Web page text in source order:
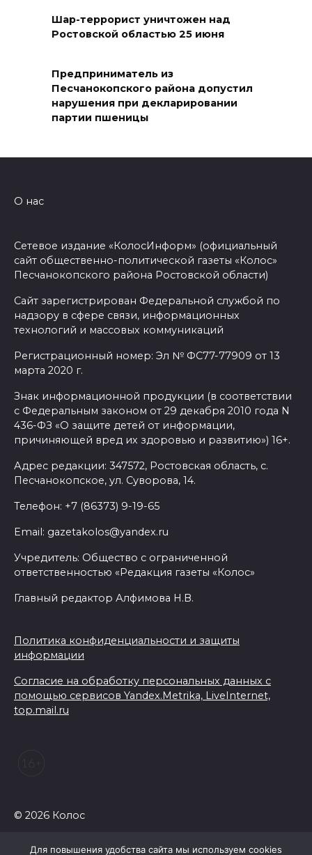
Украина. Страна вдов и
сирот...
В Чертковском районе
ремонтируют 2,85 км дороги к
07 августа 2026 15:50
07 августа 2026 15:22
утонул 43-летний мужчина
07 августа 2026 15:06
В Ростовской области из-за
жары проезжую часть
федеральных трасс поливают
водой
07 августа 2026 14:55
Сотрудники ДПС помогли
женщине с ребенком на
здании произошло короткое
07 августа 2026 14:30
Учиться, чтобы работать
07 августа 2026 14:28
новому «Метеору» присвоили
Шар-террорист уничтожен над
Ростовской областью 25 июня
Предприниматель из
Песчанокопского района допустил
нарушения при декларировании
партии пшеницы
О нас
Сетевое издание «КолосИнформ» (официальный
сайт общественно-политической газеты «Колос»
Песчанокопского района Ростовской области)
Сайт зарегистрирован Федеральной службой по
надзору в сфере связи, информационных
технологий и массовых коммуникаций
Регистрационный номер: Эл № ФС77-77909 от 13
марта 2020 г.
Знак информационной продукции (в соответствии
с Федеральным законом от 29 декабря 2010 года N
436-ФЗ «О защите детей от информации,
причиняющей вред их здоровью и развитию») 16+.
Адрес редакции: 347572, Ростовская область, с.
Песчанокопское, ул. Суворова, 14.
Телефон: +7 (86373) 9-19-65
Email: gazetakolos@yandex.ru
Учредитель: Общество с ограниченной
ответственностью «Редакция газеты «Колос»
Главный редактор Алфимова Н.В.
Политика конфиденциальности и защиты
информации
Согласие на обработку персональных данных с
помощью сервисов Yandex.Metrika, LiveInternet,
top.mail.ru
© 2026 Колос
Для повышения удобства сайта мы используем cookies